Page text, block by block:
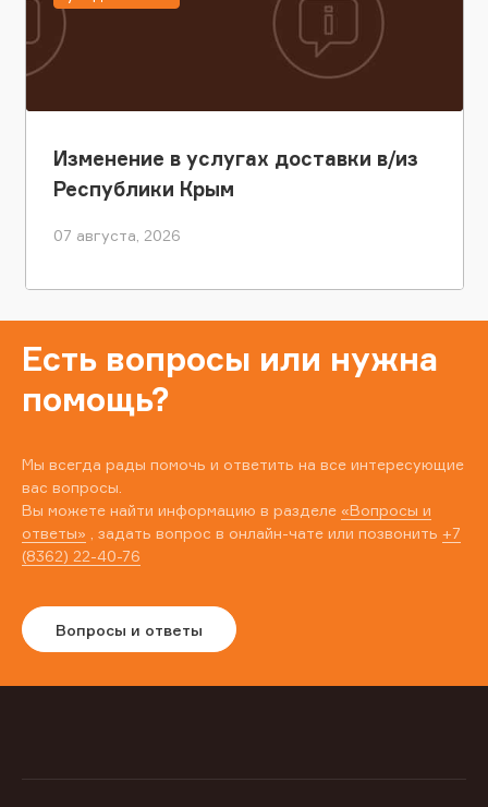
Изменение в услугах доставки в/из
Республики Крым
07 августа, 2026
Есть вопросы или нужна
помощь?
Мы всегда рады помочь и ответить на все интересующие
вас вопросы.
Вы можете найти информацию в разделе «Вопросы и
ответы» , задать вопрос в онлайн-чате или позвонить +7
(8362) 22-40-76
Вопросы и ответы